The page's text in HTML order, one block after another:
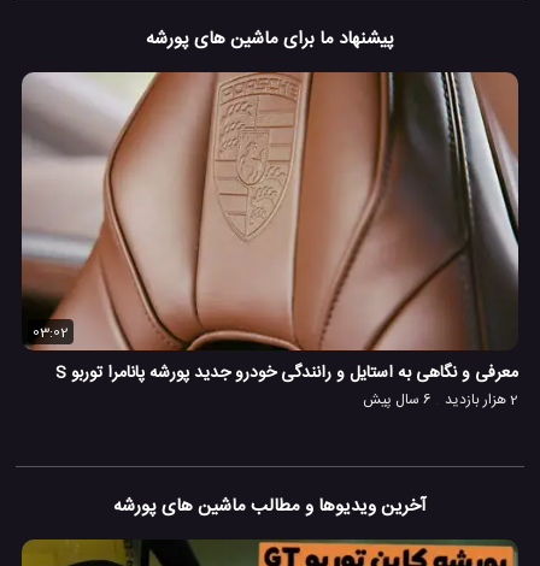
پیشنهاد ما برای ماشین های پورشه
03:02
معرفی و نگاهی به استایل و رانندگی خودرو جدید پورشه پانامرا توربو S
2 هزار بازدید 6 سال پیش
آخرین ویدیوها و مطالب ماشین های پورشه